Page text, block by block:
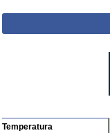
Temperatura